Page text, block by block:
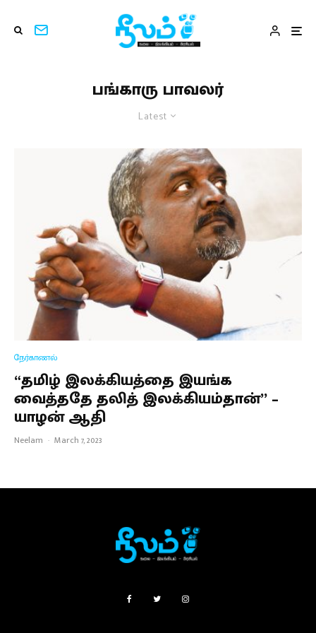
பங்காரு பாவலர்
Latest
நேர்காணல்
“தமிழ் இலக்கியத்தை இயங்க
வைத்ததே தலித் இலக்கியம்தான்’’ –
யாழன் ஆதி
Neelam · March 7, 2023